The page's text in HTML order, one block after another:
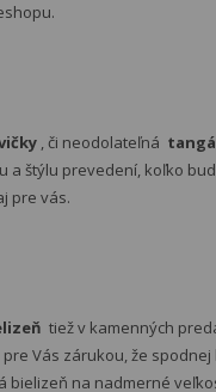
, či neodolateľná
štýlu prevedení, koľko
pre vás.
tiež v kamenných
Vás zárukou, že
na nadmerné